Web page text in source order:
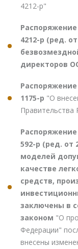
4212-р"
Распоряжение
4212-р (ред.
директоров
Распоряжение
1175-р "О
Правительства
Распоряжение
592-р (ред. от
моделей
качестве
средств,
заключены в
законом "О
Федерации"
внесены